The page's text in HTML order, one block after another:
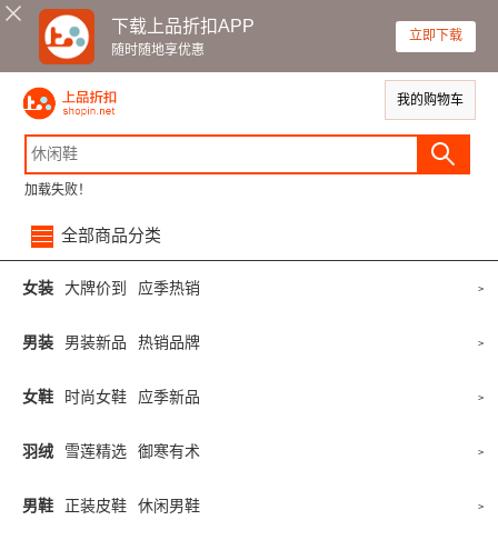
下载上品折扣APP
随时随地享优惠
立即下载
我的购物车
加载失败！
全部商品分类
女装 大牌价到 应季热销 >
男装 男装新品 热销品牌 >
女鞋 时尚女鞋 应季新品 >
羽绒 雪莲精选 御寒有术 >
男鞋 正装皮鞋 休闲男鞋 >